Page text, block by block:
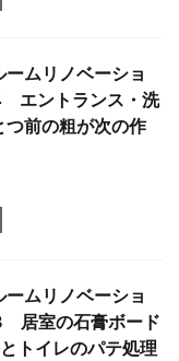
ムリノベーショ
エントランス・洗
前の粗が次の作
ムリノベーショ
居室の石膏ボード
トイレのパテ処理